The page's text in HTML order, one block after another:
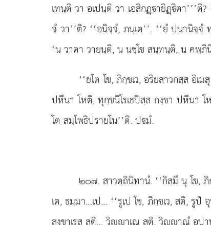
เทนฺติ วา อเปนฺติ วา เอสิกฏฺายิฏฺิตา’’’ติ?
จํ วา’’ติ? ‘‘อนิจฺจํ, ภนฺเต’’. ‘‘ยํ ปนานิ
‘น วาตา วายนฺติ, น นชฺโช สนฺทนฺติ, น คพฺภินิ
‘‘ยโต โข, ภิกฺขเว, อริยสาวกสฺส อิเม
ปหีนา โหติ, ทุกฺขนิโรเธปิสฺส กงฺขา ปหีนา
โต สมฺโพธิปรายโน’’ติ. ปมํ.
๒๐๗. สาวตฺถินิทานํ. ‘‘กิสฺมึ นุ โข,
เต, ธมฺมา…เป… ‘‘รูเปโข, ภิกฺขเว, สติ, รูปํ
สงฺขาเรสุ สติ… วิฺาเณ สติ, วิฺาณํ อุปา